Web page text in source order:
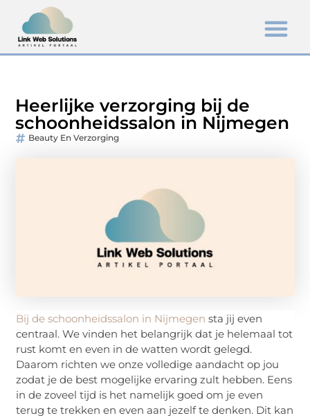
Heerlijke verzorging bij de
schoonheidssalon in Nijmegen
Beauty En Verzorging
Bij de schoonheidssalon in Nijmegen sta jij even
centraal. We vinden het belangrijk dat je helemaal tot
rust komt en even in de watten wordt gelegd.
Daarom richten we onze volledige aandacht op jou
zodat je de best mogelijke ervaring zult hebben. Eens
in de zoveel tijd is het namelijk goed om je even
terug te trekken en even aan jezelf te denken. Dit kan